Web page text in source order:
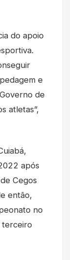
do apoio
e
de
atletas”,
após
Cegos
então,
no
terceiro